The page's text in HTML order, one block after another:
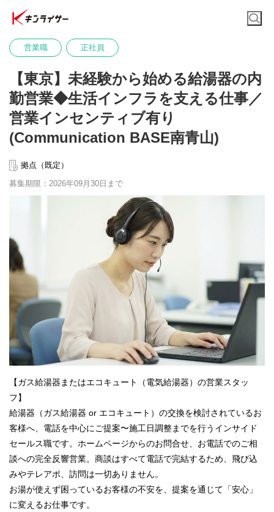
営業職 正社員
【東京】未経験から始める給湯器の内
勤営業◆生活インフラを支える仕事／
営業インセンティブ有り
(Communication BASE南青山)
拠点（既定）
募集期限：2026年09月30日まで
【ガス給湯器またはエコキュート（電気給湯器）の営業スタッ
フ】
給湯器（ガス給湯器 or エコキュート）の交換を検討されているお
客様へ、電話を中心にご提案〜施工日調整までを行うインサイド
セールス職です。ホームページからのお問合せ、お電話でのご相
談への完全反響営業。商談はすべて電話で完結するため、飛び込
みやテレアポ、訪問は一切ありません。
お湯が使えず困っているお客様の不安を、提案を通じて「安心」
に変えるお仕事です。